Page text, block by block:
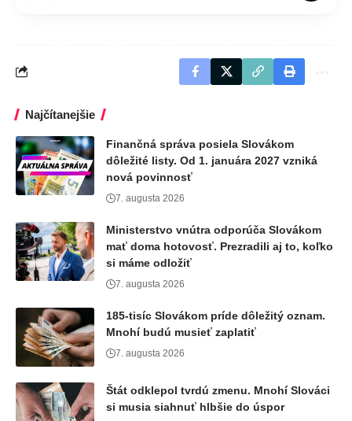
Najčítanejšie
Finančná správa posiela Slovákom
dôležité listy. Od 1. januára 2027 vzniká
nová povinnosť
7. augusta 2026
Ministerstvo vnútra odporúča Slovákom
mať doma hotovosť. Prezradili aj to, koľko
si máme odložiť
7. augusta 2026
185-tisíc Slovákom príde dôležitý oznam.
Mnohí budú musieť zaplatiť
7. augusta 2026
Štát odklepol tvrdú zmenu. Mnohí Slováci
si musia siahnuť hlbšie do úspor